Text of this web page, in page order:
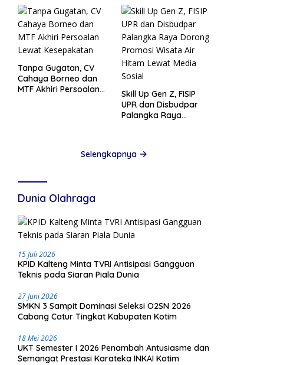
Tanpa Gugatan, CV
Cahaya Borneo dan
MTF Akhiri Persoalan
Skill Up Gen Z, FISIP
UPR dan Disbudpar
Palangka Raya
Selengkapnya
Dunia Olahraga
15 Juli 2026
KPID Kalteng Minta TVRI Antisipasi Gangguan
Teknis pada Siaran Piala Dunia
27 Juni 2026
SMKN 3 Sampit Dominasi Seleksi O2SN 2026
Cabang Catur Tingkat Kabupaten Kotim
18 Mei 2026
UKT Semester I 2026 Penambah Antusiasme dan
Semangat Prestasi Karateka INKAI Kotim